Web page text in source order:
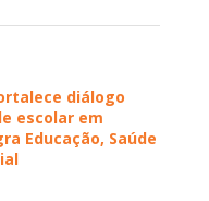
diálogo
escolar em
Educação, Saúde